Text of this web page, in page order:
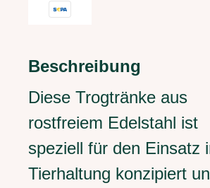
Beschreibung
Diese Trogtränke aus
rostfreiem Edelstahl ist
speziell für den Einsatz
Tierhaltung konzipiert